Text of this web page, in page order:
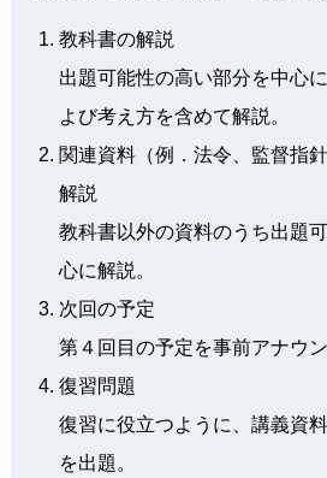
教科書の解説
出題可能性の高い部分を中心
よび考え方を含めて解説。
関連資料（例．法令、監督指
解説
教科書以外の資料のうち出題
心に解説。
次回の予定
第４回目の予定を事前アナウ
復習問題
復習に役立つように、講義資
を出題。